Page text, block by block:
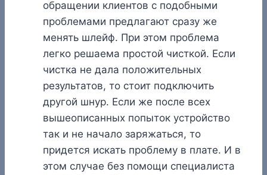
обращении клиентов с подобными
проблемами предлагают сразу же
менять шлейф. При этом проблема
легко решаема простой чисткой. Если
чистка не дала положительных
результатов, то стоит подключить
другой шнур. Если же после всех
вышеописанных попыток устройство
так и не начало заряжаться, то
придется искать проблему в плате. И в
этом случае без помощи специалиста